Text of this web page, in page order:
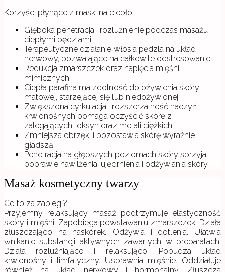
Korzyści płynące z maski na ciepło:
Głęboka penetracja i rozluźnienie podczas masażu
ciepłymi pędzlami
Terapeutyczne działanie włosia pędzla na układ
nerwowy, pozwalające na całkowite odstresowanie
Redukcja zmarszczek oraz napięcia mięśni
mimicznych
Ciepła parafina ma zdolność do ożywienia skóry
matowej, starzejącej się lub niedożywionej.
Zwiększona cyrkulacja i rozszerzalność naczyń
krwionośnych pomaga oczyścić skórę z
zalegających toksyn oraz metali ciężkich
Zmniejsza obrzęki i pozostawia skórę wyraźnie
gładszą
Penetracja na głębszych poziomach skóry sprzyja
poprawie nawilżenia, ujędrnienia i odżywiania skóry
Masaż kosmetyczny twarzy
Co to za zabieg ?
Przyjemny relaksujący masaż podtrzymuje elastyczność
skóry i mięśni. Zapobiega powstawaniu zmarszczek. Działa
złuszczająco na naskórek. Odżywia i dotlenia. Ułatwia
wnikanie substancji aktywnych zawartych w preparatach.
Działa rozluźniająco i relaksująco. Pobudza układ
krwionośny i limfatyczny. Usprawnia mięśnie. Oddziałuje